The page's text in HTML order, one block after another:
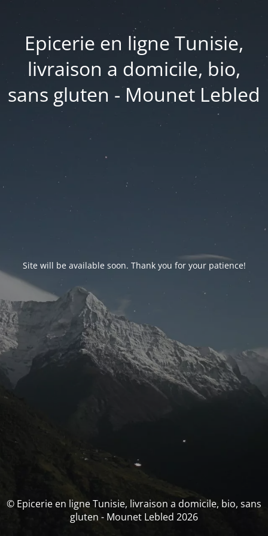
Epicerie en ligne Tunisie,
livraison a domicile, bio,
sans gluten - Mounet Lebled
Site will be available soon. Thank you for your patience!
© Epicerie en ligne Tunisie, livraison a domicile, bio, sans
gluten - Mounet Lebled 2026